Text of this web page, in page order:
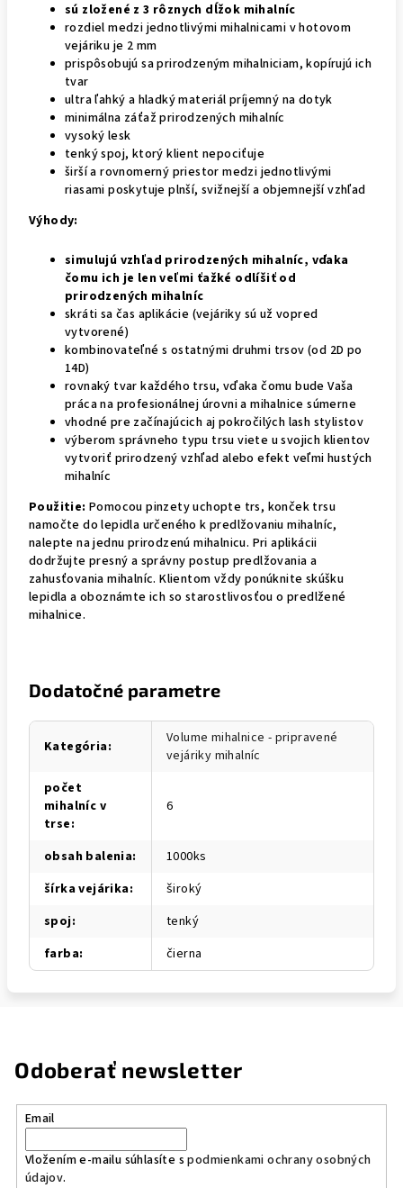
sú zložené z 3 rôznych dĺžok mihalníc
rozdiel medzi jednotlivými mihalnicami v hotovom
vejáriku je 2 mm
prispôsobujú sa prirodzeným mihalniciam, kopírujú ich
tvar
ultra ľahký a hladký materiál príjemný na dotyk
minimálna záťaž prirodzených mihalníc
vysoký lesk
tenký spoj, ktorý klient nepociťuje
širší a rovnomerný priestor medzi jednotlivými
riasami poskytuje plnší, svižnejší a objemnejší vzhľad
Výhody:
simulujú vzhľad prirodzených mihalníc, vďaka
čomu ich je len veľmi ťažké odlíšiť od
prirodzených mihalníc
skráti sa čas aplikácie (vejáriky sú už vopred
vytvorené)
kombinovateľné s ostatnými druhmi trsov (od 2D po
14D)
rovnaký tvar každého trsu, vďaka čomu bude Vaša
práca na profesionálnej úrovni a mihalnice súmerne
vhodné pre začínajúcich aj pokročilých lash stylistov
výberom správneho typu trsu viete u svojich klientov
vytvoriť prirodzený vzhľad alebo efekt veľmi hustých
mihalníc
Použitie: Pomocou pinzety uchopte trs, konček trsu
namočte do lepidla určeného k predlžovaniu mihalníc,
nalepte na jednu prirodzenú mihalnicu. Pri aplikácii
dodržujte presný a správny postup predlžovania a
zahusťovania mihalníc. Klientom vždy ponúknite skúšku
lepidla a oboznámte ich so starostlivosťou o predlžené
mihalnice.
Dodatočné parametre
Kategória:
Volume mihalnice - pripravené
vejáriky mihalníc
počet
mihalníc v
trse:
6
obsah balenia:
1000ks
šírka vejárika:
široký
spoj:
tenký
farba: čierna
Odoberať newsletter
Email
Vložením e-mailu súhlasíte spodmienkami ochrany osobných
údajov.